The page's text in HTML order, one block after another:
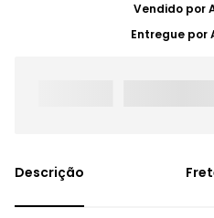
Vendido por
Entregue por